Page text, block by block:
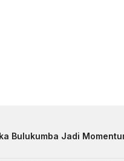
Bulukumba Jadi